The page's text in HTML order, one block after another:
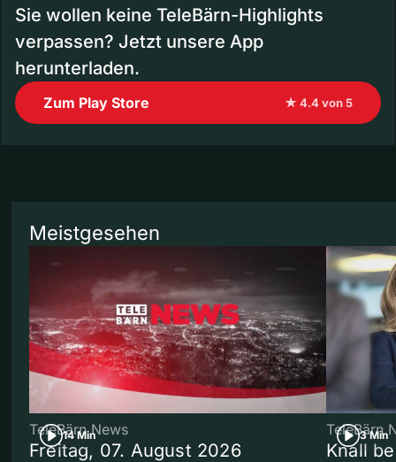
Sie wollen keine TeleBärn-Highlights
verpassen? Jetzt unsere App
herunterladen.
Zum Play Store ★ 4.4 von 5
Meistgesehen
14 Min
TeleBärn News
Freitag, 07. August 2026
3 Min
TeleBärn
Knall